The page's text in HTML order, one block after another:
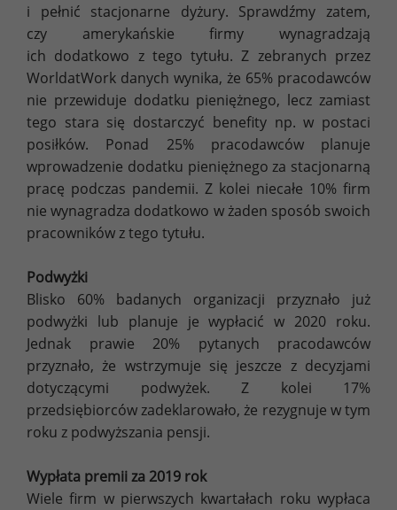
i pełnić stacjonarne dyżury. Sprawdźmy zatem,
czy amerykańskie firmy wynagradzają
ich dodatkowo z tego tytułu. Z zebranych przez
WorldatWork danych wynika, że 65% pracodawców
nie przewiduje dodatku pieniężnego, lecz zamiast
tego stara się dostarczyć benefity np. w postaci
posiłków. Ponad 25% pracodawców planuje
wprowadzenie dodatku pieniężnego za stacjonarną
pracę podczas pandemii. Z kolei niecałe 10% firm
nie wynagradza dodatkowo w żaden sposób swoich
pracowników z tego tytułu.
Podwyżki
Blisko 60% badanych organizacji przyznało już
podwyżki lub planuje je wypłacić w 2020 roku.
Jednak prawie 20% pytanych pracodawców
przyznało, że wstrzymuje się jeszcze z decyzjami
dotyczącymi podwyżek. Z kolei 17%
przedsiębiorców zadeklarowało, że rezygnuje w tym
roku z podwyższania pensji.
Wypłata premii za 2019 rok
Wiele firm w pierwszych kwartałach roku wypłaca